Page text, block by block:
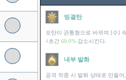
빙결탄
포탄이 관통형으로 바뀌며 [수]
4초간 60.0% 감소시킨다.
내부 발화
공격 적중 시 발화 상태로 만들어,